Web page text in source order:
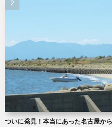
ついに発見！本当にあった名古屋か